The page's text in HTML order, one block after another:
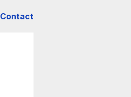
Contact